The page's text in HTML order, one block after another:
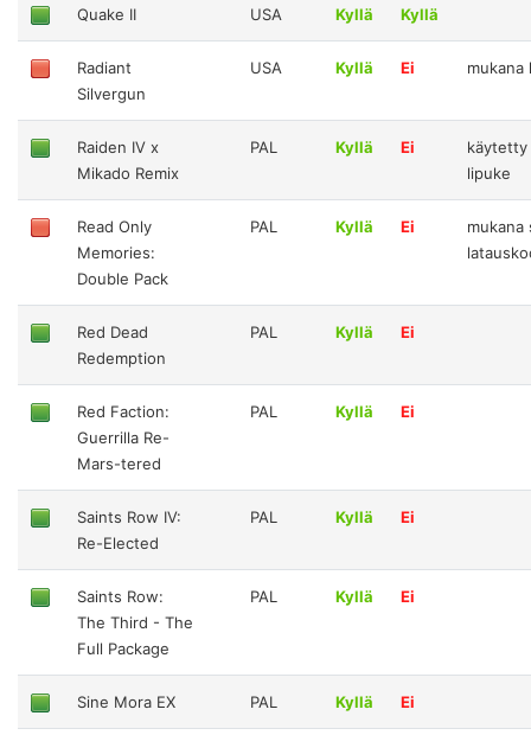
Quake II USA Kyllä Kyllä
Radiant
Silvergun
USA Kyllä Ei
Raiden IV x
Mikado Remix
PAL Kyllä Ei
käytetty
lipuke
Read Only
Memories:
Double Pack
PAL Kyllä Ei
Red Dead
Redemption
PAL Kyllä Ei
Red Faction:
Guerrilla Re-
Mars-tered
PAL Kyllä Ei
Saints Row IV:
Re-Elected
PAL Kyllä Ei
Saints Row:
The Third - The
Full Package
PAL Kyllä Ei
Sine Mora EX PAL Kyllä Ei